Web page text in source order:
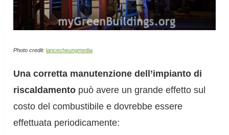
Photo credit: lancecheungmedia
Una corretta manutenzione dell’impianto di
riscaldamento può avere un grande effetto sul
costo del combustibile e dovrebbe essere
effettuata periodicamente: